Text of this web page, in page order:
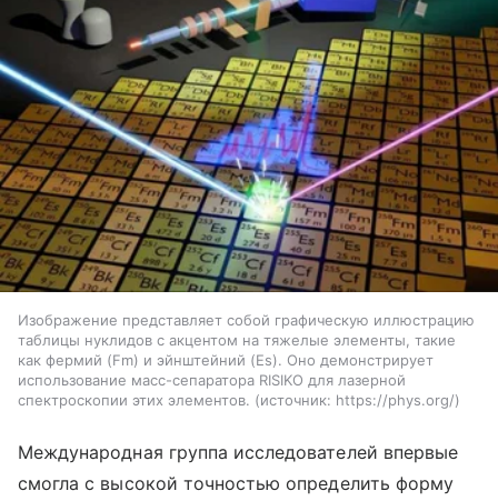
Изображение представляет собой графическую иллюстрацию
таблицы нуклидов с акцентом на тяжелые элементы, такие
как фермий (Fm) и эйнштейний (Es). Оно демонстрирует
использование масс-сепаратора RISIKO для лазерной
спектроскопии этих элементов.
источник: https://phys.org/
Международная группа исследователей впервые
смогла с высокой точностью определить форму